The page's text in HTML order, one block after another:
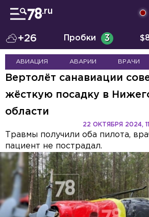
+26 Пробки 3 $
АВИАЦИЯ АВАРИИ ВРАЧИ
Вертолёт санавиации
жёсткую посадку в
области
22 ОКТЯБРЯ 2024,
Травмы получили оба пилота,
пациент не пострадал.